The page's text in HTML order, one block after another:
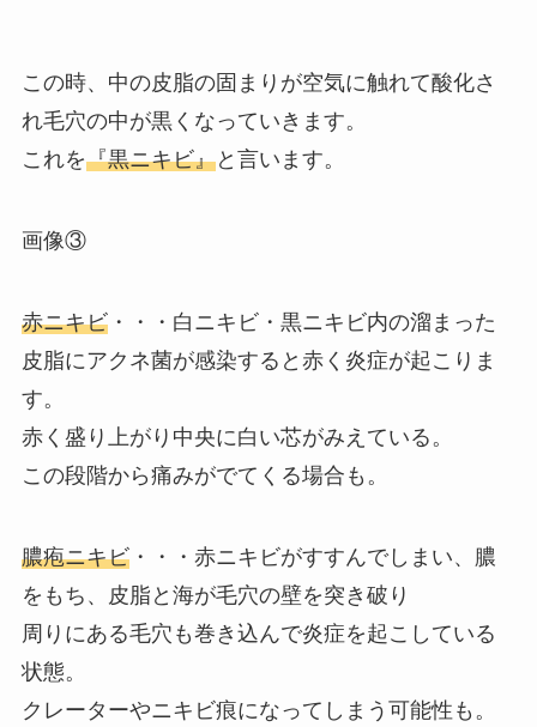
この時、中の皮脂の固まりが空気に触れて酸化さ
れ毛穴の中が黒くなっていきます。
これを『黒ニキビ』と言います。
画像③
赤ニキビ・・・白ニキビ・黒ニキビ内の溜まった
皮脂にアクネ菌が感染すると赤く炎症が起こりま
す。
赤く盛り上がり中央に白い芯がみえている。
この段階から痛みがでてくる場合も。
膿疱ニキビ・・・赤ニキビがすすんでしまい、膿
をもち、皮脂と海が毛穴の壁を突き破り
周りにある毛穴も巻き込んで炎症を起こしている
状態。
クレーターやニキビ痕になってしまう可能性も。